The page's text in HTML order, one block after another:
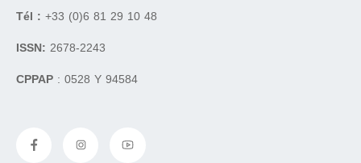
Tél : +33 (0)6 81 29 10 48
ISSN: 2678-2243
CPPAP : 0528 Y 94584